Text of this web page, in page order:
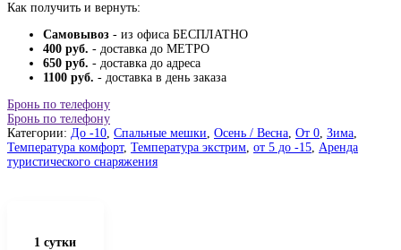
Как получить и вернуть:
Самовывоз - из офиса БЕСПЛАТНО
400 руб. - доставка до МЕТРО
650 руб. - доставка до адреса
1100 руб. - доставка в день заказа
Бронь по телефону
Бронь по телефону
Категории: До -10, Спальные мешки, Осень / Весна, От 0, Зима,
Температура комфорт, Температура экстрим, от 5 до -15, Аренда
туристического снаряжения
1 сутки